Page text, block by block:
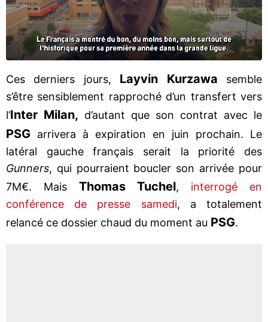
Ces derniers jours, Layvin Kurzawa semble
s’être sensiblement rapproché d’un transfert vers
l’Inter Milan, d’autant que son contrat avec le
PSG arrivera à expiration en juin prochain. Le
latéral gauche français serait la priorité des
Gunners, qui pourraient boucler son arrivée pour
7M€. Mais Thomas Tuchel, interrogé en
conférence de presse samedi, a totalement
relancé ce dossier chaud du moment au PSG.